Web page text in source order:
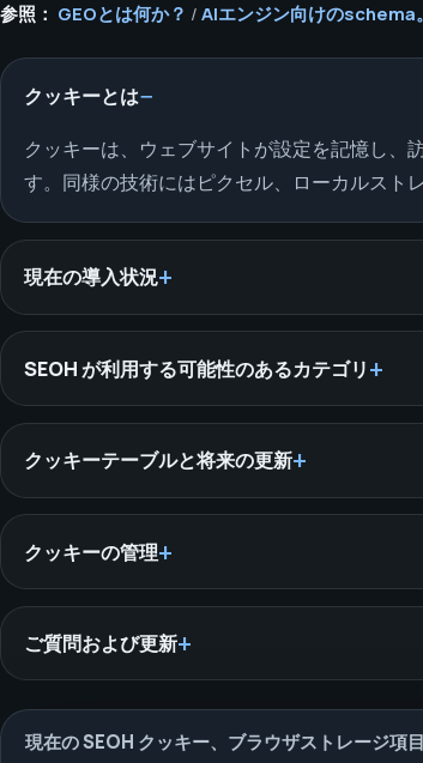
参照： GEOとは何か？ / AIエンジン向けのschema。
クッキーとは
クッキーは、ウェブサイトが設定を記憶し、
す。同様の技術にはピクセル、ローカルスト
現在の導入状況
SEOH が利用する可能性のあるカテゴリ
クッキーテーブルと将来の更新
クッキーの管理
ご質問および更新
現在の SEOH クッキー、ブラウザストレージ